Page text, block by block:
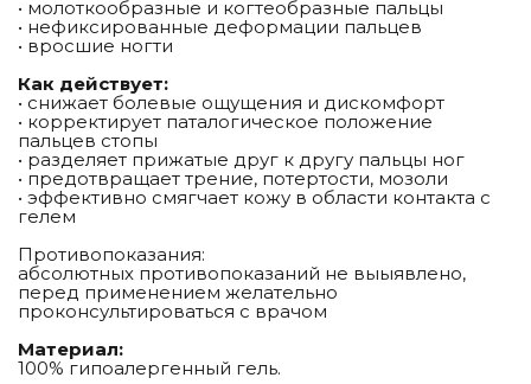
• молоткообразные и когтеобразные пальцы
• нефиксированные деформации пальцев
• вросшие ногти
Как действует:
• снижает болевые ощущения и дискомфорт
• корректирует паталогическое положение
пальцев стопы
• разделяет прижатые друг к другу пальцы ног
• предотвращает трение, потертости, мозоли
• эффективно смягчает кожу в области контакта с
гелем
Противопоказания:
абсолютных противопоказаний не выыявлено,
перед применением желательно
проконсультироваться с врачом
Материал:
100% гипоалергенный гель.